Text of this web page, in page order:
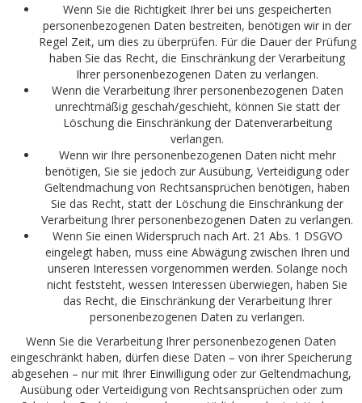
Wenn Sie die Richtigkeit Ihrer bei uns gespeicherten
personenbezogenen Daten bestreiten, benötigen wir in der
Regel Zeit, um dies zu überprüfen. Für die Dauer der Prüfung
haben Sie das Recht, die Einschränkung der Verarbeitung
Ihrer personenbezogenen Daten zu verlangen.
Wenn die Verarbeitung Ihrer personenbezogenen Daten
unrechtmäßig geschah/geschieht, können Sie statt der
Löschung die Einschränkung der Datenverarbeitung
verlangen.
Wenn wir Ihre personenbezogenen Daten nicht mehr
benötigen, Sie sie jedoch zur Ausübung, Verteidigung oder
Geltendmachung von Rechtsansprüchen benötigen, haben
Sie das Recht, statt der Löschung die Einschränkung der
Verarbeitung Ihrer personenbezogenen Daten zu verlangen.
Wenn Sie einen Widerspruch nach Art. 21 Abs. 1 DSGVO
eingelegt haben, muss eine Abwägung zwischen Ihren und
unseren Interessen vorgenommen werden. Solange noch
nicht feststeht, wessen Interessen überwiegen, haben Sie
das Recht, die Einschränkung der Verarbeitung Ihrer
personenbezogenen Daten zu verlangen.
Wenn Sie die Verarbeitung Ihrer personenbezogenen Daten
eingeschränkt haben, dürfen diese Daten – von ihrer Speicherung
abgesehen – nur mit Ihrer Einwilligung oder zur Geltendmachung,
Ausübung oder Verteidigung von Rechtsansprüchen oder zum